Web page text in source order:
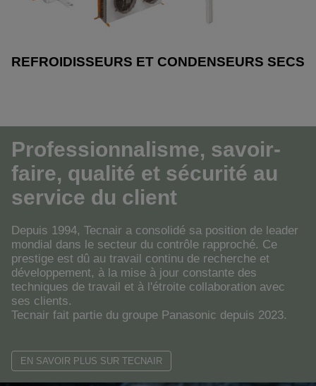
REFROIDISSEURS ET CONDENSEURS SECS
Professionnalisme, savoir-
faire, qualité et sécurité au
service du client
Depuis 1994, Tecnair a consolidé sa position de leader
mondial dans le secteur du contrôle rapproché. Ce
prestige est dû au travail continu de recherche et
développement, à la mise à jour constante des
techniques de travail et à l'étroite collaboration avec
ses clients.
Tecnair fait partie du groupe Panasonic depuis 2023.
EN SAVOIR PLUS SUR TECNAIR